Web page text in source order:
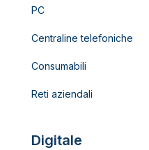
PC
Centraline telefoniche
Consumabili
Reti aziendali
Digitale